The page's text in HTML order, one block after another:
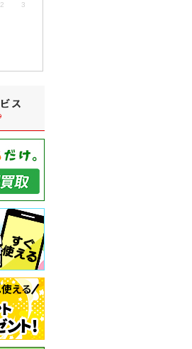
2
3